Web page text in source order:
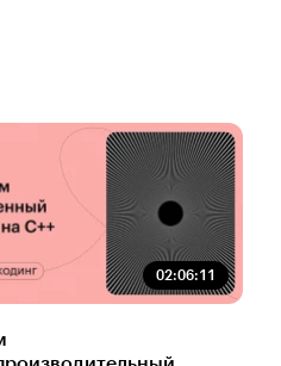
02:06:11